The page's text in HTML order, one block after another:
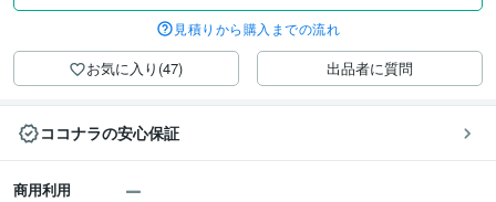
見積りから購入までの流れ
お気に入り(47) 出品者に質問
ココナラの安心保証
商用利用